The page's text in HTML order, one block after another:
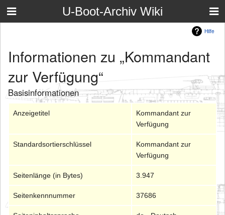
U-Boot-Archiv Wiki
Hilfe
Informationen zu „Kommandant
zur Verfügung“
Basisinformationen
Anzeigetitel
Kommandant zur
Verfügung
Standardsortierschlüssel
Kommandant zur
Verfügung
Seitenlänge (in Bytes) 3.947
Seitenkennnummer 37686